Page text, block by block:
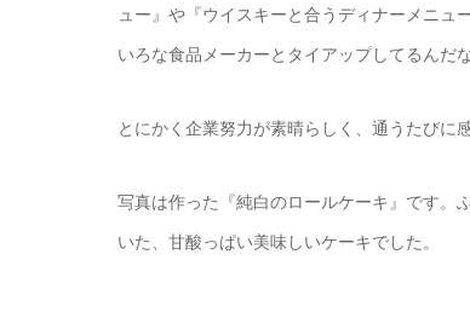
ュー』や『ウイスキーと合うディナーメニュ
いろな食品メーカーとタイアップしてるんだ
とにかく企業努力が素晴らしく、通うたびに
写真は作った『純白のロールケーキ』です。
いた、甘酸っぱい美味しいケーキでした。